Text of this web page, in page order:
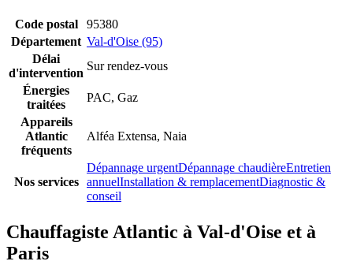
Code postal
95380
Département Val-d'Oise (95)
Délai
d'intervention
Sur rendez-vous
Énergies
traitées
PAC, Gaz
Appareils
Atlantic
fréquents
Alféa Extensa, Naia
Nos services
Dépannage urgentDépannage chaudièreEntretien
annuelInstallation & remplacementDiagnostic &
conseil
Chauffagiste Atlantic à Val-d'Oise et à
Paris